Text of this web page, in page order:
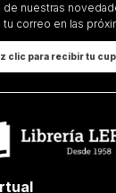
nuestras
correo en las
clic para recibir tu